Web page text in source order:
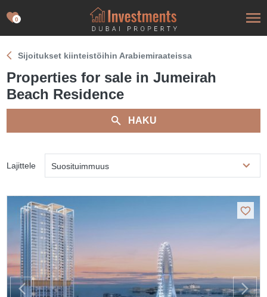
0
Sijoitukset kiinteistöihin Arabiemiraateissa
Properties for sale in Jumeirah
Beach Residence
HAKU
Lajittele Suosituimmuus